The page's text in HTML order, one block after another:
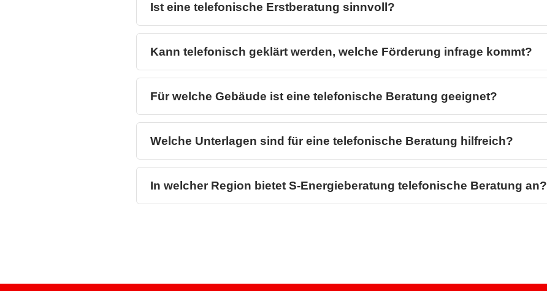
Ist eine telefonische Erstberatung sinnvoll?
Kann telefonisch geklärt werden, welche Förderung infrage kommt?
Für welche Gebäude ist eine telefonische Beratung geeignet?
Welche Unterlagen sind für eine telefonische Beratung hilfreich?
In welcher Region bietet S-Energieberatung telefonische Beratung an?